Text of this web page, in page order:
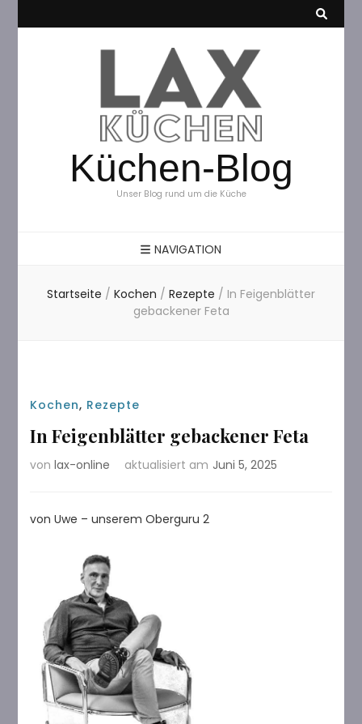
Küchen-Blog
Unser Blog rund um die Küche
NAVIGATION
Startseite / Kochen / Rezepte / In Feigenblätter
gebackener Feta
Kochen, Rezepte
In Feigenblätter gebackener Feta
vonlax-online aktualisiert am Juni 5, 2025
von Uwe – unserem Oberguru 2